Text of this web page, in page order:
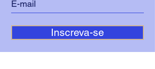
Inscreva-se